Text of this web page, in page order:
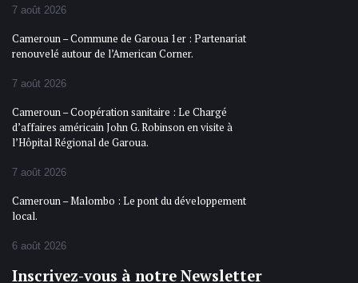
7 août 2026
Cameroun – Commune de Garoua 1er : Partenariat
renouvelé autour de l’American Corner.
7 août 2026
Cameroun – Coopération sanitaire : Le Chargé
d’affaires américain John G. Robinson en visite à
l’Hôpital Régional de Garoua.
7 août 2026
Cameroun – Malombo : Le pont du développement
local.
6 août 2026
Inscrivez-vous à notre Newsletter